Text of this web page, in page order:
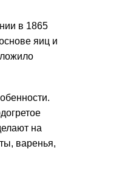
в 1865
яиц и
на
варенья,